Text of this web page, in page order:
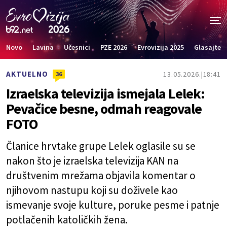
Novo Lavina Učesnici PZE 2026 Evrovizija 2025 Glasajte
AKTUELNO 36 13.05.2026. 18:41
Izraelska televizija ismejala Lelek:
Pevačice besne, odmah reagovale
FOTO
Članice hrvtake grupe Lelek oglasile su se
nakon što je izraelska televizija KAN na
društvenim mrežama objavila komentar o
njihovom nastupu koji su doživele kao
ismevanje svoje kulture, poruke pesme i patnje
potlačenih katoličkih žena.